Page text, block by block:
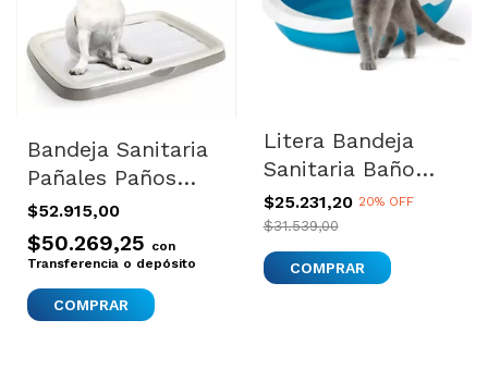
Bandeja Sanitaria
Pañales Paños
Perros Puppy
Trainer Medium
$52.915,00
$50.269,25 con
Transferencia o depósito
Litera Bandeja
Sanitaria Baño
Para Gatos Gizmo
Large
$25.231,20 20% OFF
$31.539,00